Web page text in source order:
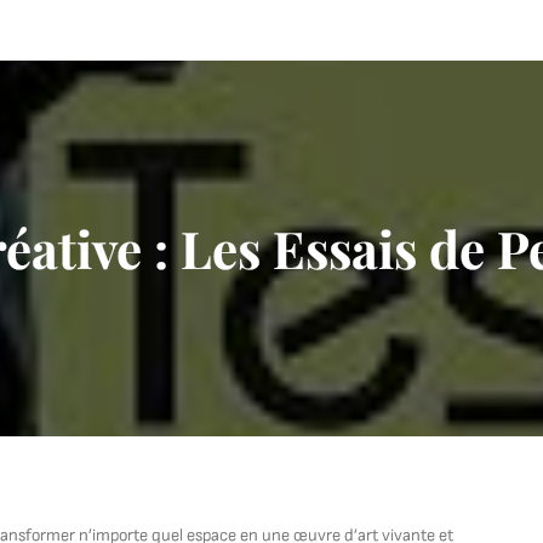
: Les Essais de
n’importe quel espace en une œuvre d’art vivante et